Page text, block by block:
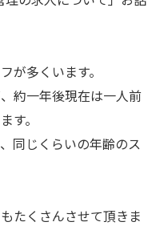
が多くいます。
約一年後現在は一人前
す。
同じくらいの年齢のス
たくさんさせて頂きま